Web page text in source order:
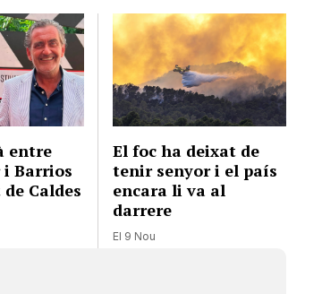
entre
i Barrios
Caldes
El foc ha deixat de
tenir senyor i el país
encara li va al
darrere
El 9 Nou